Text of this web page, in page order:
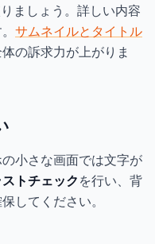
ましょう。詳しい内容
サムネイルとタイトル
の訴求力が上がりま
小さな画面では文字が
トチェック を行い、背
してください。